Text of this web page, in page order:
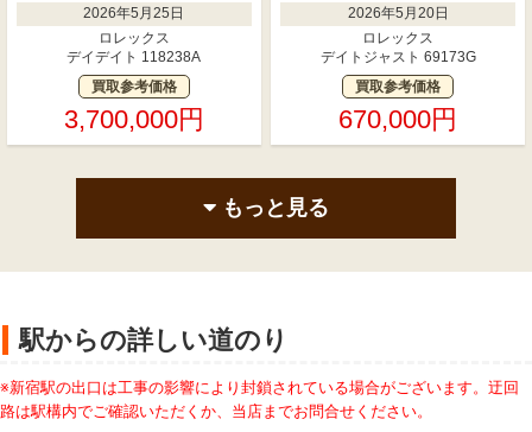
2026年5月25日
ロレックス
デイデイト 118238A
買取参考価格
3,700,000円
2026年5月20日
ロレックス
デイトジャスト 69173G
買取参考価格
670,000円
もっと見る
駅からの詳しい道のり
※新宿駅の出口は工事の影響により封鎖されている場合がございます。迂回
路は駅構内でご確認いただくか、当店までお問合せください。